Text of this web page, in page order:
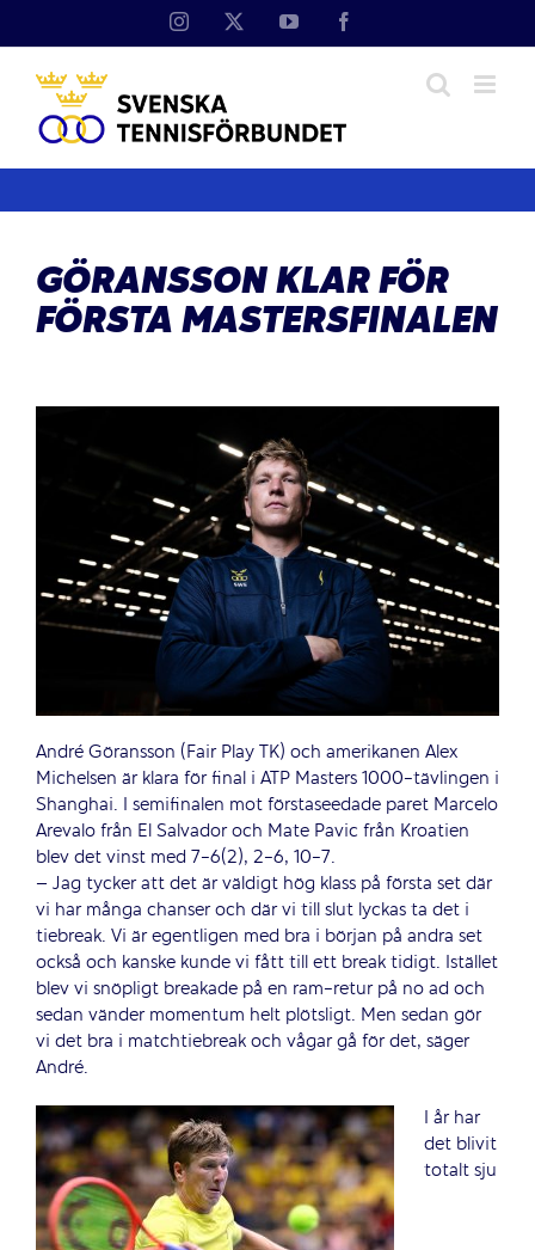
Instagram YouTube
GÖRANSSON KLAR FÖR
FÖRSTA MASTERSFINALEN
André Göransson (Fair Play TK) och amerikanen Alex
Michelsen är klara för final i ATP Masters 1000-tävlingen i
Shanghai. I semifinalen mot förstaseedade paret Marcelo
Arevalo från El Salvador och Mate Pavic från Kroatien
blev det vinst med 7-6(2), 2-6, 10-7.
– Jag tycker att det är väldigt hög klass på första set där
vi har många chanser och där vi till slut lyckas ta det i
tiebreak. Vi är egentligen med bra i början på andra set
också och kanske kunde vi fått till ett break tidigt. Istället
blev vi snöpligt breakade på en ram-retur på no ad och
sedan vänder momentum helt plötsligt. Men sedan gör
vi det bra i matchtiebreak och vågar gå för det, säger
André.
I år har
det blivit
totalt sju